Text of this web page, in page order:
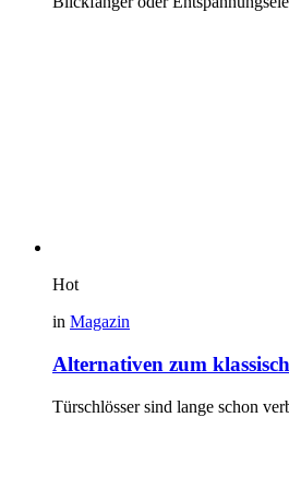
Hot
in Magazin
Alternativen zum
Türschlösser sind lange schon